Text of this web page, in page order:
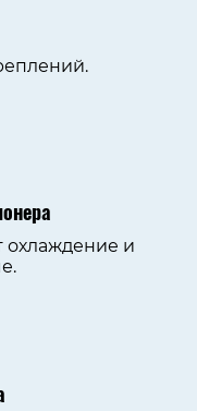
охлаждение и